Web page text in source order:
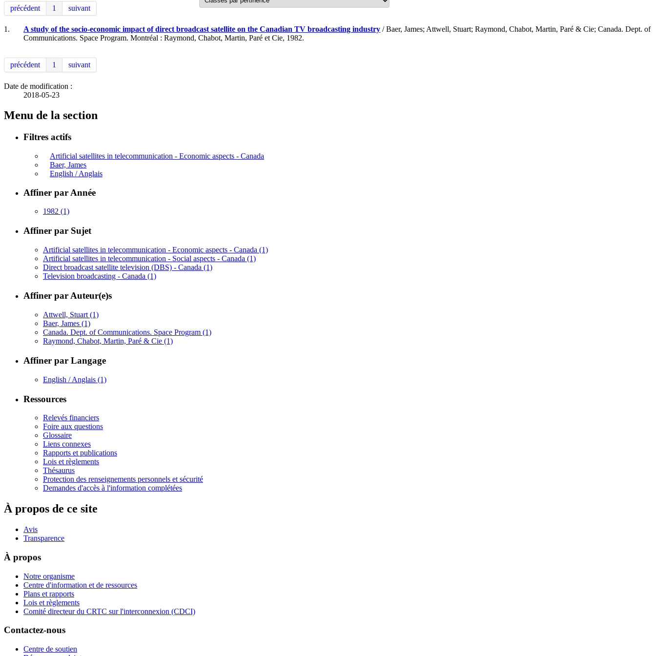
précédent 1 suivant
1. A study of the socio-economic impact of direct broadcast satellite on the Canadian TV broadcasting industry / Baer, James; Attwell, Stuart; Raymond, Chabot, Martin, Paré & Cie; Canada. Dept. of
Communications. Space Program. Montréal : Raymond, Chabot, Martin, Paré et Cie, 1982.
précédent 1 suivant
Date de modification :
2018-05-23
Menu de la section
Filtres actifs
Artificial satellites in telecommunication - Economic aspects - Canada
Baer, James
English / Anglais
Affiner par Année
1982 (1)
Affiner par Sujet
Artificial satellites in telecommunication - Economic aspects - Canada (1)
Artificial satellites in telecommunication - Social aspects - Canada (1)
Direct broadcast satellite television (DBS) - Canada (1)
Television broadcasting - Canada (1)
Affiner par Auteur(e)s
Attwell, Stuart (1)
Baer, James (1)
Canada. Dept. of Communications. Space Program (1)
Raymond, Chabot, Martin, Paré & Cie (1)
Affiner par Langage
English / Anglais (1)
Ressources
Relevés financiers
Foire aux questions
Glossaire
Liens connexes
Rapports et publications
Lois et règlements
Thésaurus
Protection des renseignements personnels et sécurité
Demandes d'accès à l'information complétées
À propos de ce site
Avis
Transparence
À propos
Notre organisme
Centre d'information et de ressources
Plans et rapports
Lois et règlements
Comité directeur du CRTC sur l'interconnexion (CDCI)
Contactez-nous
Centre de soutien